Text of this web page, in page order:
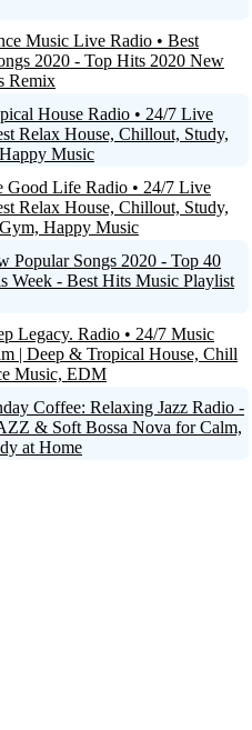
Music Live Radio • Best
2020 - Top Hits 2020 New
Remix
House Radio • 24/7 Live
Relax House, Chillout, Study,
Music
Good Life Radio • 24/7 Live
Relax House, Chillout, Study,
Happy Music
Popular Songs 2020 - Top 40
Week - Best Hits Music Playlist
Legacy. Radio • 24/7 Music
| Deep & Tropical House, Chill
Music, EDM
Coffee: Relaxing Jazz Radio -
& Soft Bossa Nova for Calm,
at Home